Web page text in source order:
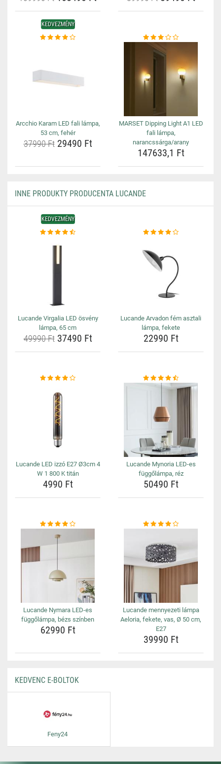
KEDVEZMÉNY
Arcchio Karam LED fali lámpa,
53 cm, fehér
37990 Ft29490 Ft
MARSET Dipping Light A1 LED
fali lámpa,
narancssárga/arany
147633,1 Ft
INNE PRODUKTY PRODUCENTA LUCANDE
KEDVEZMÉNY
Lucande Virgalia LED ösvény
lámpa, 65 cm
49990 Ft37490 Ft
Lucande Arvadon fém asztali
lámpa, fekete
22990 Ft
Lucande LED izzó E27 Ø3cm 4
W 1 800 K titán
4990 Ft
Lucande Mynoria LED-es
függőlámpa, réz
50490 Ft
Lucande Nymara LED-es
függőlámpa, bézs színben
62990 Ft
Lucande mennyezeti lámpa
Aeloria, fekete, vas, Ø 50 cm,
E27
39990 Ft
KEDVENC E-BOLTOK
Feny24